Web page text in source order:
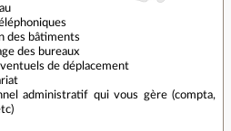
des bâtiments
des bureaux
de déplacement
administratif qui vous gère (compta,